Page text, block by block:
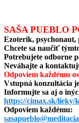
SAŠA PUEBLO
Ezoterik, psychonaut,
Chcete sa naučiť
Potrebujete odborne
Neváhajte a
Odpoviem každému
Vstupná konzultácia
Informujte sa aj o
https://cimax.sk/lieky/
Odpoviem každému: